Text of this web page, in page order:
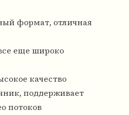
формат, отличная
еще широко
качество
поддерживает
потоков